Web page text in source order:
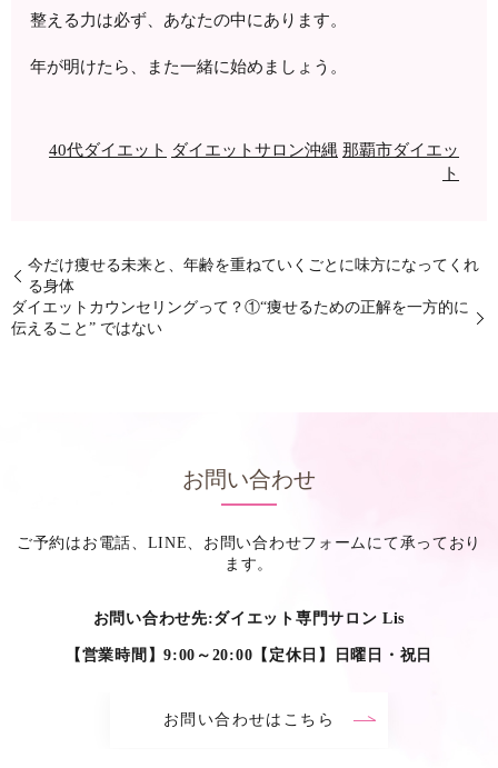
整える力は必ず、あなたの中にあります。
年が明けたら、また一緒に始めましょう。
40代ダイエット ダイエットサロン沖縄 那覇市ダイエッ
ト
今だけ痩せる未来と、年齢を重ねていくごとに味方になってくれ
る身体
ダイエットカウンセリングって？①“痩せるための正解を一方的に
伝えること” ではない
お問い合わせ
ご予約はお電話、LINE、お問い合わせフォームにて承っており
ます。
お問い合わせ先:ダイエット専門サロン Lis
【営業時間】9:00～20:00【定休日】日曜日・祝日
お問い合わせはこちら